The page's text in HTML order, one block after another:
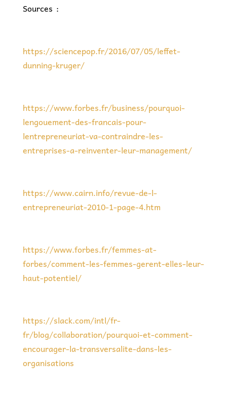
Sources :
https://sciencepop.fr/2016/07/05/leffet-
dunning-kruger/
https://www.forbes.fr/business/pourquoi-
lengouement-des-francais-pour-
lentrepreneuriat-va-contraindre-les-
entreprises-a-reinventer-leur-management/
https://www.cairn.info/revue-de-l-
entrepreneuriat-2010-1-page-4.htm
https://www.forbes.fr/femmes-at-
forbes/comment-les-femmes-gerent-elles-leur-
haut-potentiel/
https://slack.com/intl/fr-
fr/blog/collaboration/pourquoi-et-comment-
encourager-la-transversalite-dans-les-
organisations